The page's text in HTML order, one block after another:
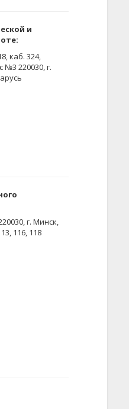
и
каб. 324,
№3 220030, г.
г. Минск,
116, 118